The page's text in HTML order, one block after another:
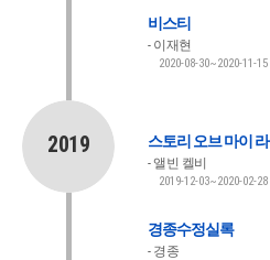
비스티
이재현
2020-08-30~2020-11-15
2019 스토리 오브 마이
앨빈 켈비
2019-12-03~2020-02-28
경종수정실록
경종